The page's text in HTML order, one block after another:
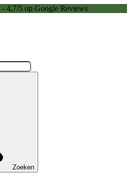
4,7/5 op Google Reviews
Zoeken